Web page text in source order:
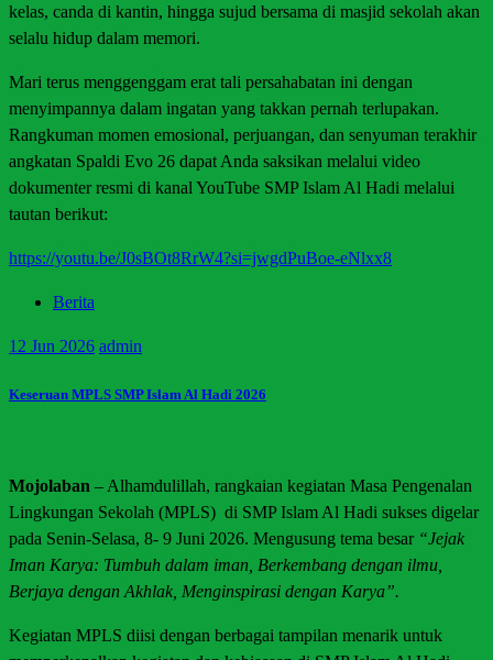
kelas, canda di kantin, hingga sujud bersama di masjid sekolah akan
selalu hidup dalam memori.
Mari terus menggenggam erat tali persahabatan ini dengan
menyimpannya dalam ingatan yang takkan pernah terlupakan.
Rangkuman momen emosional, perjuangan, dan senyuman terakhir
angkatan Spaldi Evo 26 dapat Anda saksikan melalui video
dokumenter resmi di kanal YouTube SMP Islam Al Hadi melalui
tautan berikut:
https://youtu.be/J0sBOt8RrW4?si=jwgdPuBoe-eNlxx8
Berita
12 Jun 2026 admin
Keseruan MPLS SMP Islam Al Hadi 2026
Mojolaban – Alhamdulillah, rangkaian kegiatan Masa Pengenalan
Lingkungan Sekolah (MPLS) di SMP Islam Al Hadi sukses digelar
pada Senin-Selasa, 8- 9 Juni 2026. Mengusung tema besar “Jejak
Iman Karya: Tumbuh dalam iman, Berkembang dengan ilmu,
Berjaya dengan Akhlak, Menginspirasi dengan Karya”.
Kegiatan MPLS diisi dengan berbagai tampilan menarik untuk